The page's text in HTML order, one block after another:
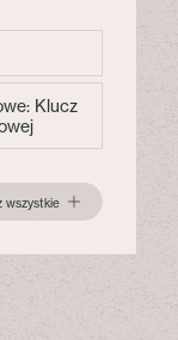
Klucz
wszystkie